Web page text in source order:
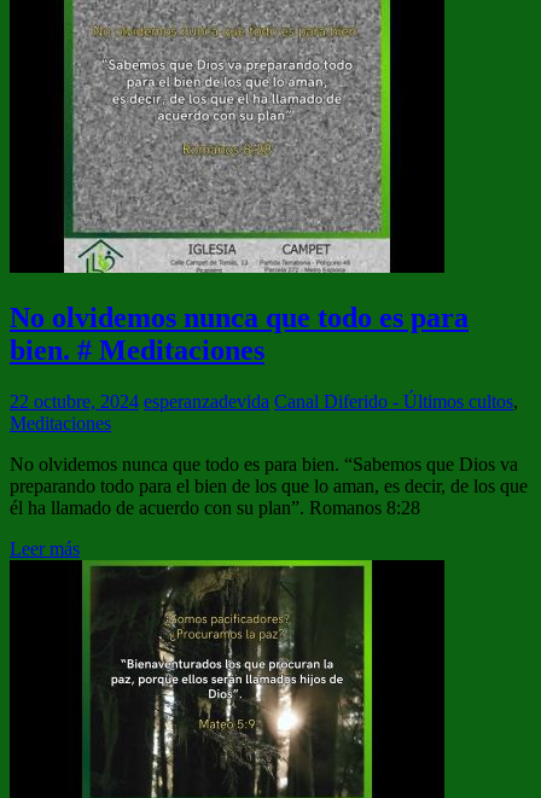
No olvidemos nunca que todo es para
bien. # Meditaciones
22 octubre, 2024 esperanzadevida Canal Diferido - Últimos cultos,
Meditaciones
No olvidemos nunca que todo es para bien. “Sabemos que Dios va
preparando todo para el bien de los que lo aman, es decir, de los que
él ha llamado de acuerdo con su plan”. Romanos 8:28
Leer más